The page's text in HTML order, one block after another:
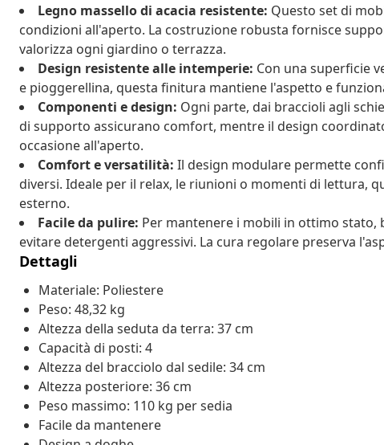
Legno massello di acacia resistente: Questo set di
condizioni all'aperto. La costruzione robusta fornisce
valorizza ogni giardino o terrazza.
Design resistente alle intemperie: Con una superficie
e pioggerellina, questa finitura mantiene l'aspetto e
Componenti e design: Ogni parte, dai braccioli agli
di supporto assicurano comfort, mentre il design
occasione all'aperto.
Comfort e versatilità: Il design modulare permette
diversi. Ideale per il relax, le riunioni o momenti di lettura,
esterno.
Facile da pulire: Per mantenere i mobili in ottimo stato,
evitare detergenti aggressivi. La cura regolare preserva
Dettagli
Materiale: Poliestere
Peso: 48,32 kg
Altezza della seduta da terra: 37 cm
Capacità di posti: 4
Altezza del bracciolo dal sedile: 34 cm
Altezza posteriore: 36 cm
Peso massimo: 110 kg per sedia
Facile da mantenere